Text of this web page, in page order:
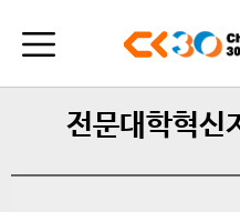
전문대학혁